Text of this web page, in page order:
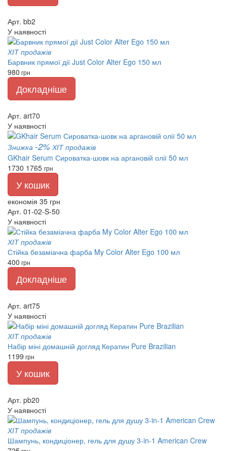
Арт. bb2
У наявності
ХІТ продажів
Барвник прямої дії Just Color Alter Ego 150 мл
980 грн
Докладніше
Арт. art70
У наявності
Знижка -2% ХІТ продажів
GKhair Serum Сироватка-шовк на аргановій олії 50 мл
1730 1765 грн
У кошик
економія 35 грн
Арт. 01-02-S-50
У наявності
ХІТ продажів
Стійка безаміачна фарба My Color Alter Ego 100 мл
400 грн
Докладніше
Арт. art75
У наявності
ХІТ продажів
Набір міні домашній догляд Кератин Pure Brazilian
1199 грн
У кошик
Арт. pb20
У наявності
ХІТ продажів
Шампунь, кондиціонер, гель для душу 3-in-1 American Crew